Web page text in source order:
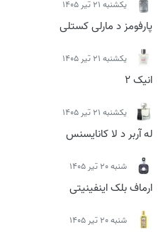
يكشنبه 21 تیر 1405
پارفومز د مارلی کستلی
يكشنبه 21 تیر 1405
انیک 2
يكشنبه 21 تیر 1405
له آربر د لا کانایسنس
شنبه 20 تیر 1405
ارماف بلک اینفینیتی
شنبه 20 تیر 1405